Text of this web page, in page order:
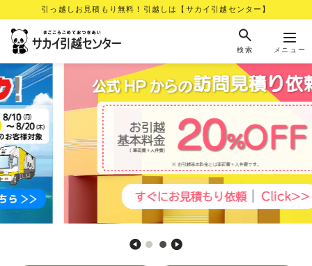
引っ越しお見積もり無料！引越しは【サカイ引越センター】
検索 メニュー